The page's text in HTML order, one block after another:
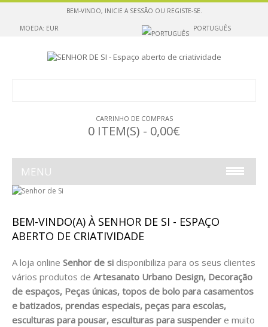
BEM-VINDO, INICIE A SESSÃO OU REGISTE-SE.
MOEDA: EUR PORTUGUÊS
CARRINHO DE COMPRAS
0 ITEM(S) - 0,00€
MENU
ESCULTURAS PARA SUSPENDER
ESCULTURAS PARA POUSAR
LUZ ( CANDEEIROS )
SIMPLICIDADE
BEM-VINDO(A) À SENHOR DE SI - ESPAÇO
ABERTO DE CRIATIVIDADE
A loja online Senhor de si disponibiliza para os seus clientes
vários produtos de Artesanato Urbano Design, Decoração
de espaços, Peças únicas, topos de bolo para casamentos
e batizados, prendas especiais, peças para escolas,
esculturas para pousar, esculturas para suspender e muito